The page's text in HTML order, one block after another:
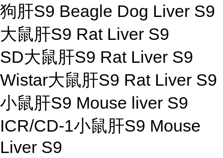
狗肝S9 Beagle Dog Liver S9
大鼠肝S9 Rat Liver S9
SD大鼠肝S9 Rat Liver S9
Wistar大鼠肝S9 Rat Liver S9
小鼠肝S9 Mouse liver S9
ICR/CD-1小鼠肝S9 Mouse
Liver S9